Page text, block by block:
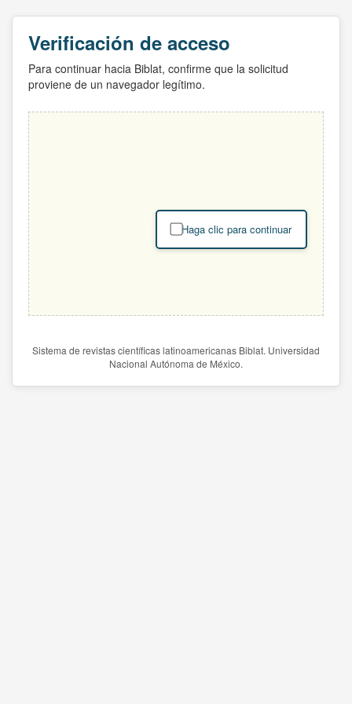
Verificación de acceso
Para continuar hacia Biblat, confirme que la solicitud
proviene de un navegador legítimo.
Haga clic para continuar
Sistema de revistas científicas latinoamericanas Biblat. Universidad
Nacional Autónoma de México.